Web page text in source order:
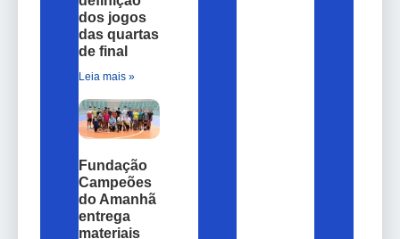
dos jogos
das quartas
de final
Leia mais »
Fundação
Campeões
do Amanhã
entrega
materiais